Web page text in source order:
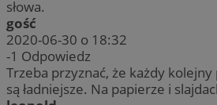
słowa.
gość
2020-06-30 o 18:32
-1 Odpowiedz
Trzeba przyznać, że każdy
są ładniejsze. Na papierze i